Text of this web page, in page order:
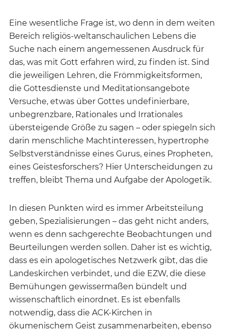
Eine wesentliche Frage ist, wo denn in dem weiten
Bereich religiös-weltanschaulichen Lebens die
Suche nach einem angemessenen Ausdruck für
das, was mit Gott erfahren wird, zu finden ist. Sind
die jeweiligen Lehren, die Frömmigkeitsformen,
die Gottesdienste und Meditationsangebote
Versuche, etwas über Gottes undefinierbare,
unbegrenzbare, Rationales und Irrationales
übersteigende Größe zu sagen – oder spiegeln sich
darin menschliche Machtinteressen, hypertrophe
Selbstverständnisse eines Gurus, eines Propheten,
eines Geistesforschers? Hier Unterscheidungen zu
treffen, bleibt Thema und Aufgabe der Apologetik.
In diesen Punkten wird es immer Arbeitsteilung
geben, Spezialisierungen – das geht nicht anders,
wenn es denn sachgerechte Beobachtungen und
Beurteilungen werden sollen. Daher ist es wichtig,
dass es ein apologetisches Netzwerk gibt, das die
Landeskirchen verbindet, und die EZW, die diese
Bemühungen gewissermaßen bündelt und
wissenschaftlich einordnet. Es ist ebenfalls
notwendig, dass die ACK-Kirchen in
ökumenischem Geist zusammenarbeiten, ebenso